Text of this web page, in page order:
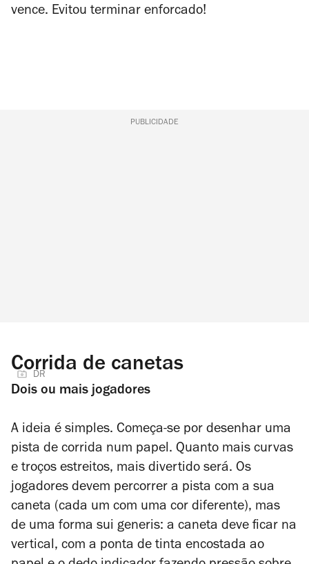
vence. Evitou terminar enforcado!
PUBLICIDADE
Corrida de canetas
DR
Dois ou mais jogadores
A ideia é simples. Começa-se por desenhar uma
pista de corrida num papel. Quanto mais curvas
e troços estreitos, mais divertido será. Os
jogadores devem percorrer a pista com a sua
caneta (cada um com uma cor diferente), mas
de uma forma sui generis: a caneta deve ficar na
vertical, com a ponta de tinta encostada ao